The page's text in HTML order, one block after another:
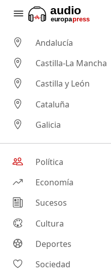
Andalucía
Castilla-La Mancha
Castilla y León
Cataluña
Galicia
Política
Economía
Sucesos
Cultura
Deportes
Sociedad